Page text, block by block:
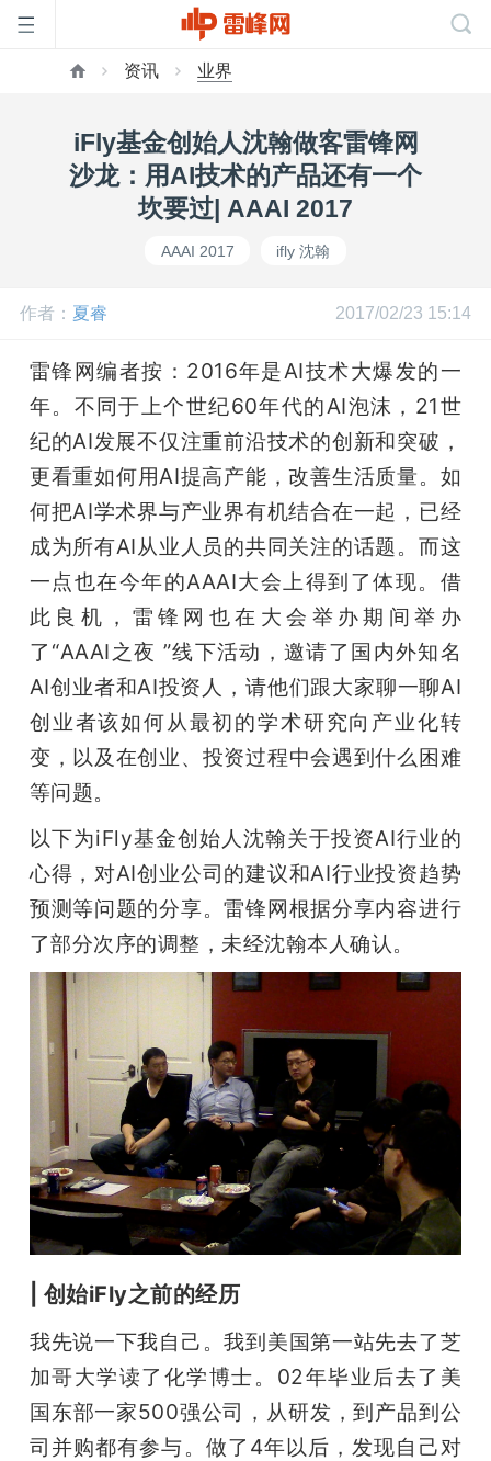
页
网
课
活
动
中
GAIR
专
爱
搞
机
资讯 业界
iFly基金创始人沈翰做客雷锋网
沙龙：用AI技术的产品还有一个
坎要过| AAAI 2017
AAAI 2017 ifly 沈翰
作者： 夏睿 2017/02/23 15:14
雷锋网编者按：2016年是AI技术大爆发的一
年。不同于上个世纪60年代的AI泡沫，21世
纪的AI发展不仅注重前沿技术的创新和突破，
更看重如何用AI提高产能，改善生活质量。如
何把AI学术界与产业界有机结合在一起，已经
成为所有AI从业人员的共同关注的话题。而这
一点也在今年的AAAI大会上得到了体现。借
此良机，雷锋网也在大会举办期间举办
了“AAAI之夜 ”线下活动，邀请了国内外知名
AI创业者和AI投资人，请他们跟大家聊一聊AI
创业者该如何从最初的学术研究向产业化转
变，以及在创业、投资过程中会遇到什么困难
等问题。
以下为iFly基金创始人沈翰关于投资AI行业的
心得，对AI创业公司的建议和AI行业投资趋势
预测等问题的分享。雷锋网根据分享内容进行
了部分次序的调整，未经沈翰本人确认。
| 创始iFly之前的经历
我先说一下我自己。我到美国第一站先去了芝
加哥大学读了化学博士。02年毕业后去了美
国东部一家500强公司，从研发，到产品到公
司并购都有参与。做了4年以后，发现自己对